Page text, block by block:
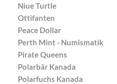
Niue Turtle
Ottifanten
Peace Dollar
Perth Mint - Numismatik
Pirate Queens
Polarbär Kanada
Polarfuchs Kanada